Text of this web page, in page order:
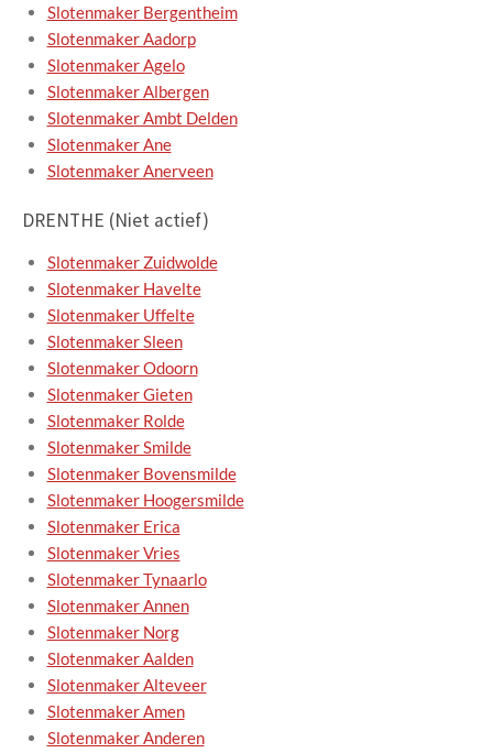
Slotenmaker Bergentheim
Slotenmaker Aadorp
Slotenmaker Agelo
Slotenmaker Albergen
Slotenmaker Ambt Delden
Slotenmaker Ane
Slotenmaker Anerveen
DRENTHE (Niet actief)
Slotenmaker Zuidwolde
Slotenmaker Havelte
Slotenmaker Uffelte
Slotenmaker Sleen
Slotenmaker Odoorn
Slotenmaker Gieten
Slotenmaker Rolde
Slotenmaker Smilde
Slotenmaker Bovensmilde
Slotenmaker Hoogersmilde
Slotenmaker Erica
Slotenmaker Vries
Slotenmaker Tynaarlo
Slotenmaker Annen
Slotenmaker Norg
Slotenmaker Aalden
Slotenmaker Alteveer
Slotenmaker Amen
Slotenmaker Anderen